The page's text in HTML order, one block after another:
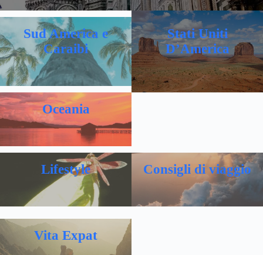
Sud America e
Caraibi
Stati Uniti
D’America
Oceania
Lifestyle Consigli di viaggio
Vita Expat